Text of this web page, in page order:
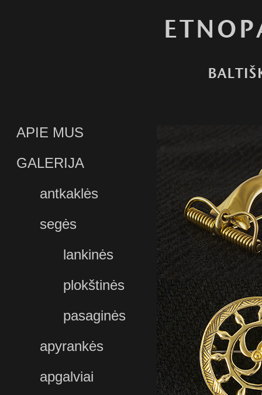
APIE MUS
GALERIJA
antkaklės
segės
lankinės
plokštinės
pasaginės
apyrankės
apgalviai